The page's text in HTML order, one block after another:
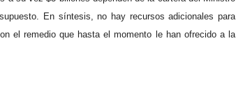
En síntesis, no hay recursos adicionales para
el remedio que hasta el momento le han ofrecido a la